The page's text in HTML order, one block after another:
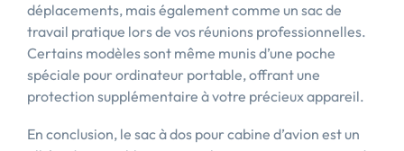
déplacements, mais également comme un sac de
travail pratique lors de vos réunions professionnelles.
Certains modèles sont même munis d’une poche
spéciale pour ordinateur portable, offrant une
protection supplémentaire à votre précieux appareil.
En conclusion, le sac à dos pour cabine d’avion est un